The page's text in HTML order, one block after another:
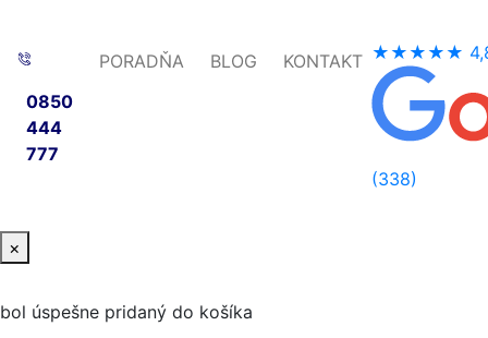
0850
444
777
PORADŇA BLOG KONTAKT ★★★★★
(338)
×
bol úspešne pridaný do košíka